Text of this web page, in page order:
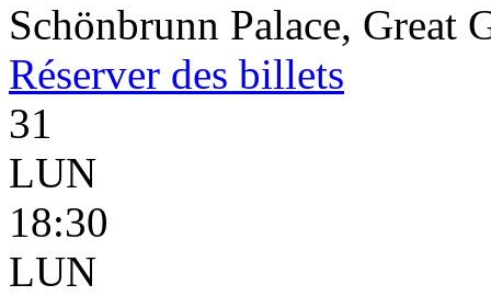
Schönbrunn Palace, Great
Réserver des billets
31
LUN
18:30
LUN